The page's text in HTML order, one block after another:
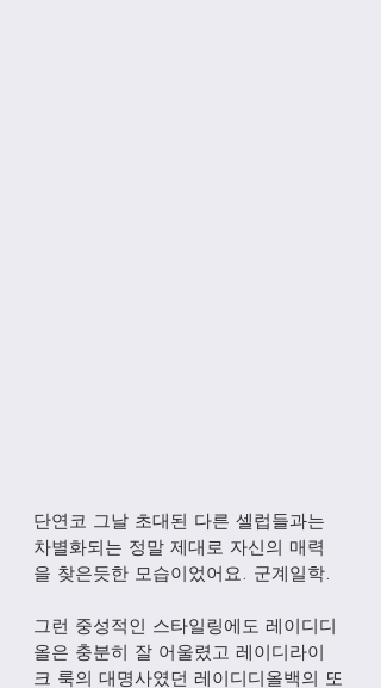
단연코 그날 초대된 다른 셀럽들과는
차별화되는 정말 제대로 자신의 매력
을 찾은듯한 모습이었어요. 군계일학.
그런 중성적인 스타일링에도 레이디디
올은 충분히 잘 어울렸고 레이디라이
크 룩의 대명사였던 레이디디올백의 또